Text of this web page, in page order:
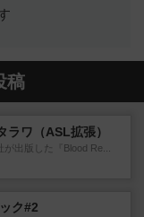
稿
ラワ（ASL拡張）
出版した『Blood Re...
ク#2